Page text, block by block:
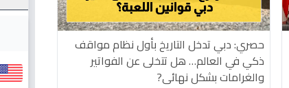
حصري: دبي تدخل التاريخ بأول نظام مواقف
ذكي في العالم… هل تتخلى عن الفواتير
والغرامات بشكل نهائي?